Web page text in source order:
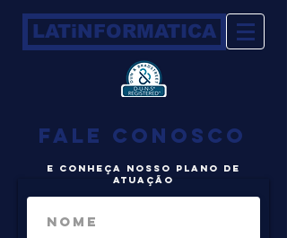
LATiNFORMATICA
FALE CONOSCO
E CONHEÇA NOSSO PLANO DE
ATUAÇÃO